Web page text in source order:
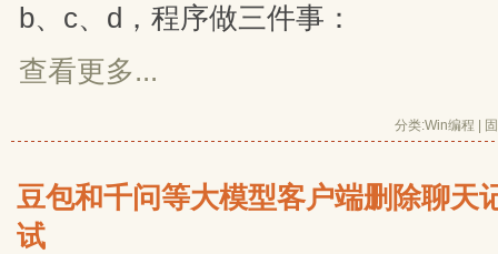
b、c、d，程序做三件事：
查看更多...
分类:Win编程
豆包和千问等大模型客户端删除聊天
试